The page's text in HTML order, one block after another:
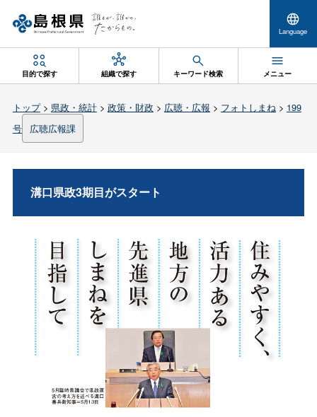
Language
目的で探す 組織で探す キーワード検索 メニュー
トップ> 県政・統計> 政策・財政 > 広聴・広報 > フォトしまね> 199
号
広聴広報課
溝口県政3期目がスタート